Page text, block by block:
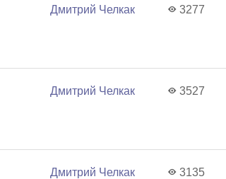
Дмитрий Челкак 3277
Дмитрий Челкак 3527
Дмитрий Челкак 3135